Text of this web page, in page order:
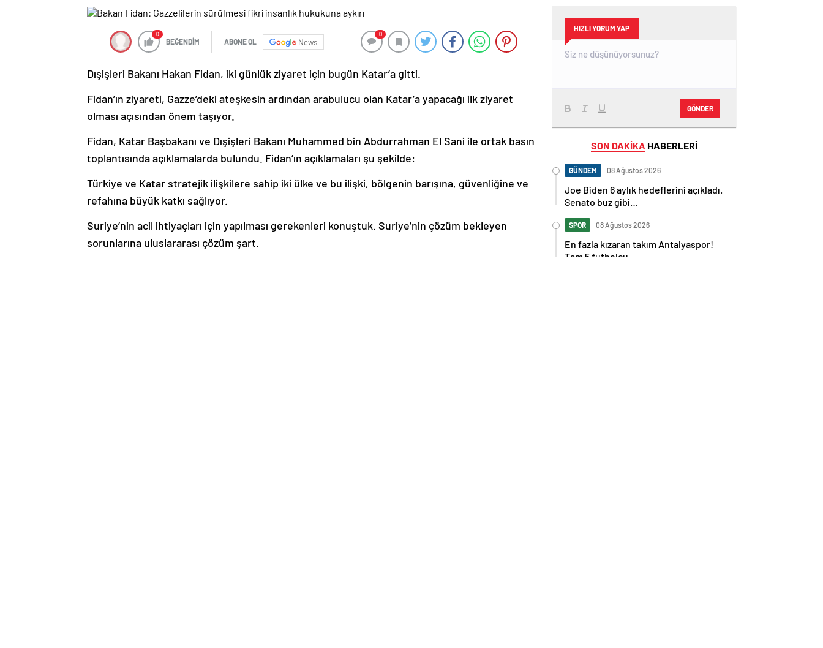
0
BEĞENDİM ABONE OL News
0
Dışişleri Bakanı Hakan Fidan, iki günlük ziyaret için bugün Katar’a gitti.
Fidan’ın ziyareti, Gazze’deki ateşkesin ardından arabulucu olan Katar’a yapacağı ilk ziyaret
olması açısından önem taşıyor.
Fidan, Katar Başbakanı ve Dışişleri Bakanı Muhammed bin Abdurrahman El Sani ile ortak basın
toplantısında açıklamalarda bulundu. Fidan’ın açıklamaları şu şekilde:
Türkiye ve Katar stratejik ilişkilere sahip iki ülke ve bu ilişki, bölgenin barışına, güvenliğine ve
refahına büyük katkı sağlıyor.
Suriye’nin acil ihtiyaçları için yapılması gerekenleri konuştuk. Suriye’nin çözüm bekleyen
sorunlarına uluslararası çözüm şart.
HIZLI YORUM YAP
GÖNDER
SON DAKİKA HABERLERİ
GÜNDEM 08 Ağustos 2026
Joe Biden 6 aylık hedeflerini açıkladı.
Senato buz gibi…
SPOR 08 Ağustos 2026
En fazla kızaran takım Antalyaspor!
Tam 5 futbolcu….